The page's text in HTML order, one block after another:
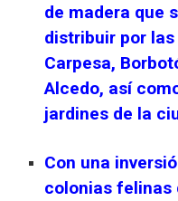
de madera que
distribuir por las
Carpesa,
Alcedo, así
jardines de la
Con una
colonias felinas